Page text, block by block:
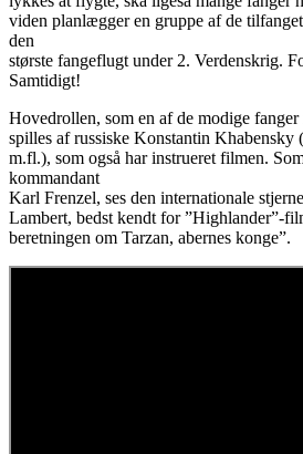
viden planlægger en gruppe af de
den
største fangeflugt under 2. Verdenskrig.
Samtidigt!
Hovedrollen, som en af de modige
spilles af russiske Konstantin Khabensky
m.fl.), som også har instrueret filmen.
kommandant
Karl Frenzel, ses den internationale
Lambert, bedst kendt for ”Highlander”-
beretningen om Tarzan, abernes konge”.